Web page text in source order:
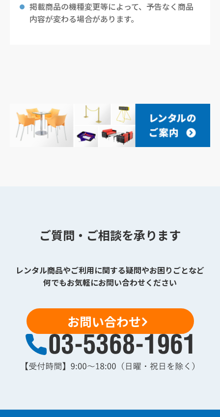
掲載商品の機種変更等によって、予告なく商品
内容が変わる場合があります。
ご質問・ご相談を承ります
レンタル商品やご利用に関する疑問やお困りごとなど
何でもお気軽にお問い合わせください
お問い合わせ